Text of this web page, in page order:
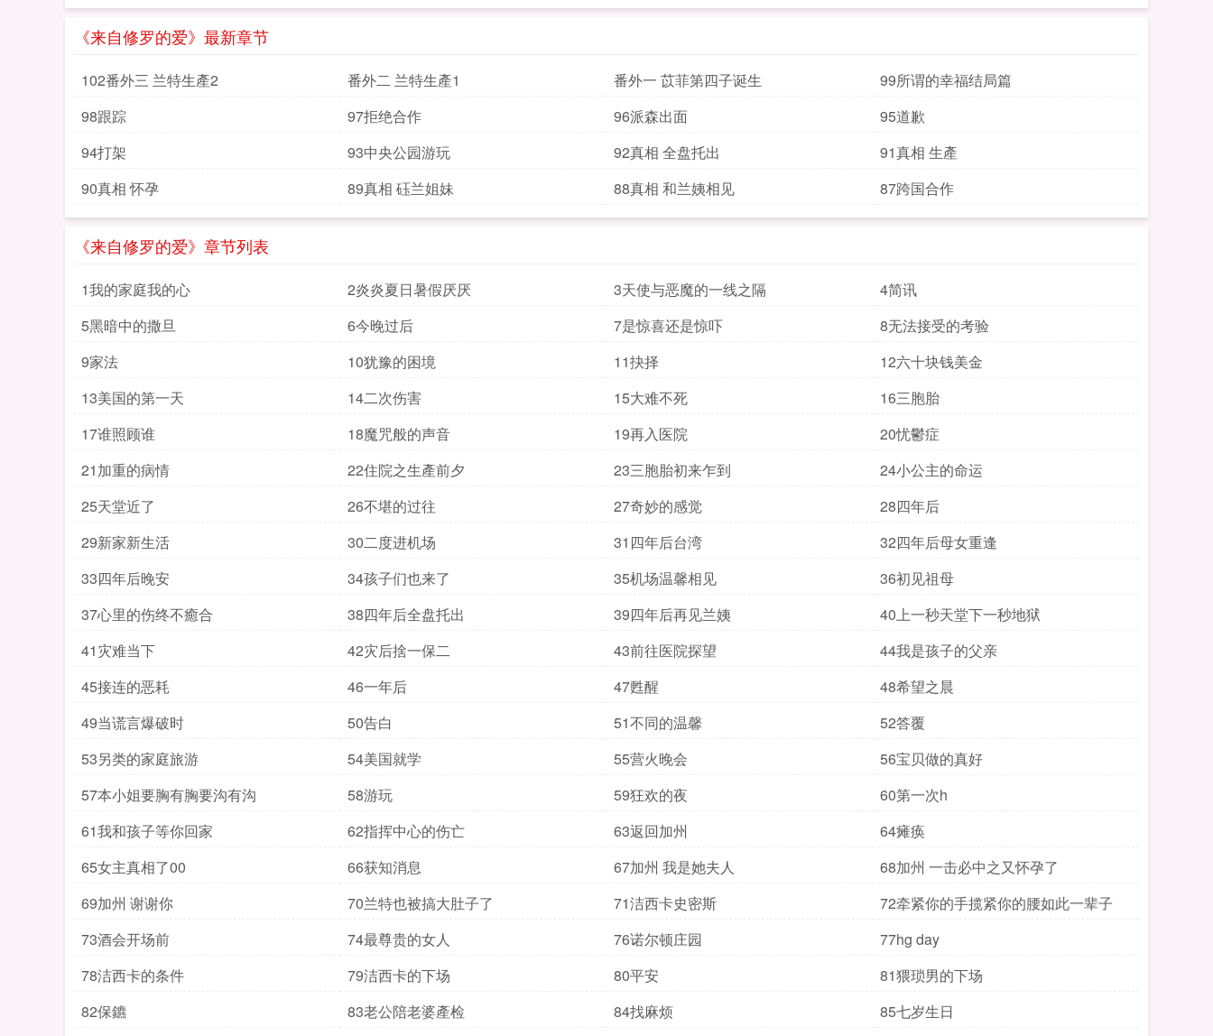
《来自修罗的爱》最新章节
102番外三 兰特生產2 番外二 兰特生產1 番外一 苡菲第四子诞生
99所谓的幸福结局篇
98跟踪
97拒绝合作 96派森出面
95道歉
94打架
93中央公园游玩 92真相 全盘托出
91真相 生產
90真相 怀孕
89真相 砡兰姐妹 88真相 和兰姨相见 87跨国合作
《来自修罗的爱》章节列表
1我的家庭我的心 2炎炎夏日暑假厌厌 3天使与恶魔的一线之隔
4简讯
5黑暗中的撒旦
6今晚过后 7是惊喜还是惊吓
8无法接受的考验
9家法
10犹豫的困境 11抉择
12六十块钱美金
13美国的第一天
14二次伤害 15大难不死
16三胞胎
17谁照顾谁
18魔咒般的声音 19再入医院
20忧鬱症
21加重的病情
22住院之生產前夕 23三胞胎初来乍到
24小公主的命运
25天堂近了
26不堪的过往 27奇妙的感觉
28四年后
29新家新生活
30二度进机场 31四年后台湾
32四年后母女重逢
33四年后晚安
34孩子们也来了 35机场温馨相见
36初见祖母
37心里的伤终不癒合
38四年后全盘托出 39四年后再见兰姨
40上一秒天堂下一秒地狱
41灾难当下
42灾后捨一保二 43前往医院探望
44我是孩子的父亲
45接连的恶耗
46一年后 47甦醒
48希望之晨
49当谎言爆破时
50告白 51不同的温馨
52答覆
53另类的家庭旅游
54美国就学 55营火晚会
56宝贝做的真好
57本小姐要胸有胸要沟有沟
58游玩 59狂欢的夜
60第一次h
61我和孩子等你回家
62指挥中心的伤亡 63返回加州
64瘫痪
65女主真相了00
66获知消息 67加州 我是她夫人
68加州 一击必中之又怀孕了
69加州 谢谢你
70兰特也被搞大肚子了 71洁西卡史密斯
72牵紧你的手揽紧你的腰如此一辈子
73酒会开场前
74最尊贵的女人 76诺尔顿庄园
77hg day
78洁西卡的条件
79洁西卡的下场 80平安
81猥琐男的下场
82保鑣
83老公陪老婆產检 84找麻烦
85七岁生日